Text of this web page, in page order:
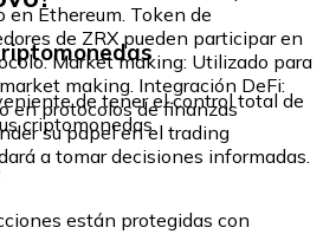
Ethereum. Token de
de ZRX pueden participar en
Market making: Utilizado para
making. Integración DeFi:
en protocolos de finanzas
su papel en el trading
a tomar decisiones informadas.
de tener el control total de
criptomonedas.
están protegidas con